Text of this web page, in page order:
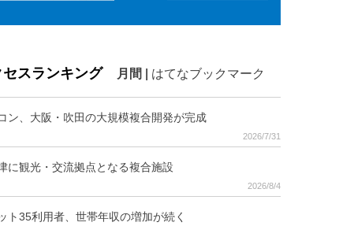
セスランキング 月間 はてなブックマーク
ン、大阪・吹田の大規模複合開発が完成
2026/7/31
に観光・交流拠点となる複合施設
2026/8/4
ト35利用者、世帯年収の増加が続く